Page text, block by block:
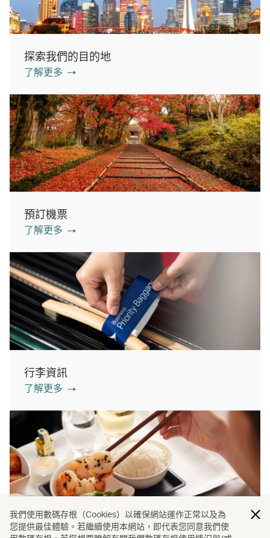
探索我們的目的地
了解更多
預訂機票
了解更多
行李資訊
了解更多
機上餐膳
我們使用數碼存根（Cookies）以確保網站運作正常以及為
您提供最佳體驗。若繼續使用本網站，即代表您同意我們使